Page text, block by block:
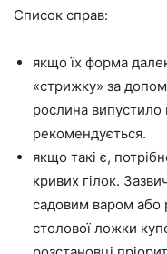
Список справ:
якщо їх форма
«стрижку» за
рослина
рекомендується.
якщо такі є,
кривих гілок.
садовим варом або
столової ложки